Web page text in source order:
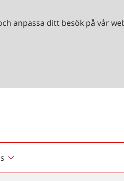
anpassa ditt besök på vår